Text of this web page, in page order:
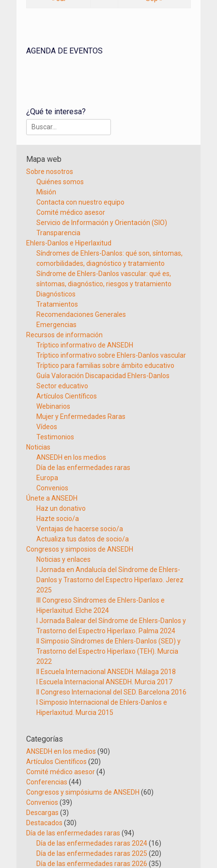
AGENDA DE EVENTOS
¿Qué te interesa?
Buscar:
Mapa web
Sobre nosotros
Quiénes somos
Misión
Contacta con nuestro equipo
Comité médico asesor
Servicio de Información y Orientación (SIO)
Transparencia
Ehlers-Danlos e Hiperlaxitud
Síndromes de Ehlers-Danlos: qué son, síntomas,
comorbilidades, diagnóstico y tratamiento
Síndrome de Ehlers-Danlos vascular: qué es,
síntomas, diagnóstico, riesgos y tratamiento
Diagnósticos
Tratamientos
Recomendaciones Generales
Emergencias
Recursos de información
Tríptico informativo de ANSEDH
Tríptico informativo sobre Ehlers-Danlos vascular
Tríptico para familias sobre ámbito educativo
Guía Valoración Discapacidad Ehlers-Danlos
Sector educativo
Artículos Científicos
Webinarios
Mujer y Enfermedades Raras
Vídeos
Testimonios
Noticias
ANSEDH en los medios
Día de las enfermedades raras
Europa
Convenios
Únete a ANSEDH
Haz un donativo
Hazte socio/a
Ventajas de hacerse socio/a
Actualiza tus datos de socio/a
Congresos y simposios de ANSEDH
Noticias y enlaces
I Jornada en Andalucía del Síndrome de Ehlers-
Danlos y Trastorno del Espectro Hiperlaxo. Jerez
2025
III Congreso Síndromes de Ehlers-Danlos e
Hiperlaxitud. Elche 2024
I Jornada Balear del Síndrome de Ehlers-Danlos y
Trastorno del Espectro Hiperlaxo. Palma 2024
II Simposio Síndromes de Ehlers-Danlos (SED) y
Trastorno del Espectro Hiperlaxo (TEH). Murcia
2022
II Escuela Internacional ANSEDH. Málaga 2018
I Escuela Internacional ANSEDH. Murcia 2017
II Congreso Internacional del SED. Barcelona 2016
I Simposio Internacional de Ehlers-Danlos e
Hiperlaxitud. Murcia 2015
Categorías
ANSEDH en los medios (90)
Artículos Científicos (20)
Comité médico asesor(4)
Conferencias (44)
Congresos y simpósiums de ANSEDH (60)
Convenios (39)
Descargas (3)
Destacados (30)
Día de las enfermedades raras (94)
Día de las enfermedades raras 2024(16)
Día de las enfermedades raras 2025 (20)
Día de las enfermedades raras 2026 (35)